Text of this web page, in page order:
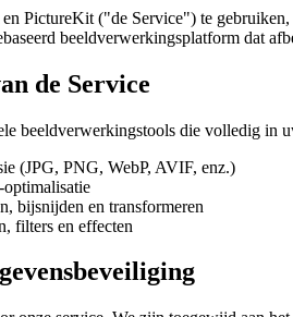
PictureKit ("de Service") te
beeldverwerkingsplatform dat
de Service
beeldverwerkingstools die volledig in
(JPG, PNG, WebP, AVIF, enz.)
optimalisatie
bijsnijden en transformeren
filters en effecten